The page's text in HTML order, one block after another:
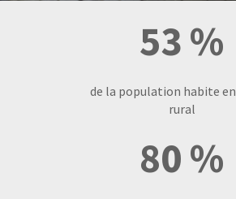
53 %
de la population habite
rural
80 %